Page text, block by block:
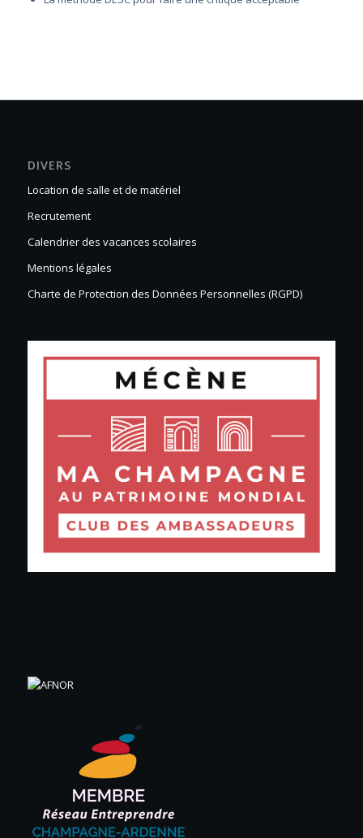
DIVERS
Location de salle et de matériel
Recrutement
Calendrier des vacances scolaires
Mentions légales
Charte de Protection des Données Personnelles (RGPD)